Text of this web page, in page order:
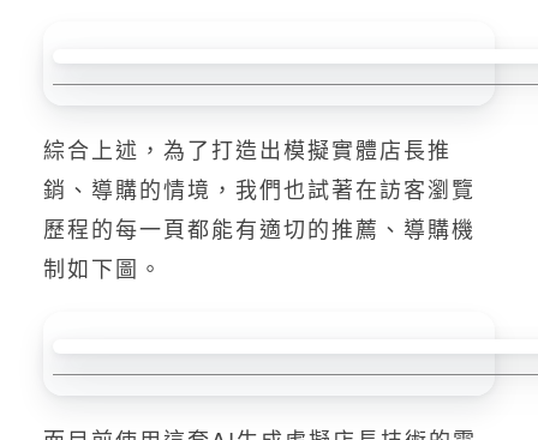
綜合上述，為了打造出模擬實體店長推
銷、導購的情境，我們也試著在訪客瀏覽
歷程的每一頁都能有適切的推薦、導購機
制如下圖。